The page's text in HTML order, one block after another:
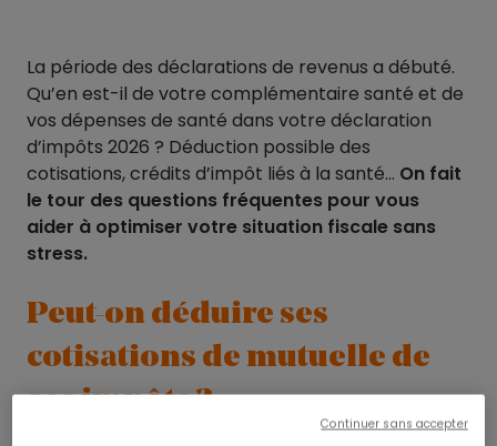
La période des déclarations de revenus a débuté.
Qu’en est-il de votre complémentaire santé et de
vos dépenses de santé dans votre déclaration
d’impôts 2026 ? Déduction possible des
cotisations, crédits d’impôt liés à la santé… On fait
le tour des questions fréquentes pour vous
aider à optimiser votre situation fiscale sans
stress.
Peut-on déduire ses
cotisations de mutuelle de
ses impôts ?
Continuer sans accepter